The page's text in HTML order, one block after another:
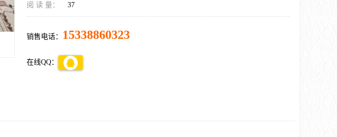
阅 读 量： 37
销售电话： 15338860323
在线QQ：